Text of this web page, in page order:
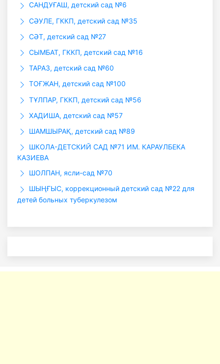
САНДУҒАШ, детский сад №6
СӘУЛЕ, ГККП, детский сад №35
СӘТ, детский сад №27
СЫМБАТ, ГККП, детский сад №16
ТАРАЗ, детский сад №60
ТОҒЖАН, детский сад №100
ТҰЛПАР, ГККП, детский сад №56
ХАДИША, детский сад №57
ШАМШЫРАҚ, детский сад №89
ШКОЛА-ДЕТСКИЙ САД №71 ИМ. КАРАУЛБЕКА
КАЗИЕВА
ШОЛПАН, ясли-сад №70
ШЫҢҒЫС, коррекционный детский сад №22 для
детей больных туберкулезом